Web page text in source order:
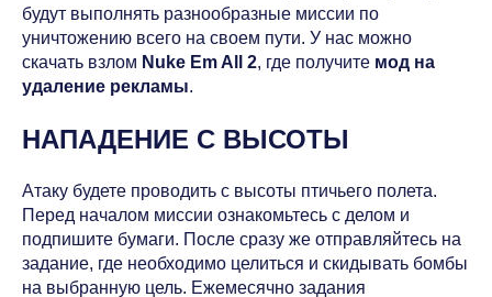
будут выполнять разнообразные миссии по
уничтожению всего на своем пути. У нас можно
скачать взлом Nuke Em All 2, где получите мод на
удаление рекламы.
НАПАДЕНИЕ С ВЫСОТЫ
Атаку будете проводить с высоты птичьего полета.
Перед началом миссии ознакомьтесь с делом и
подпишите бумаги. После сразу же отправляйтесь на
задание, где необходимо целиться и скидывать бомбы
на выбранную цель. Ежемесячно задания